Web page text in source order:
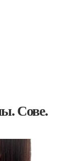
Сове.